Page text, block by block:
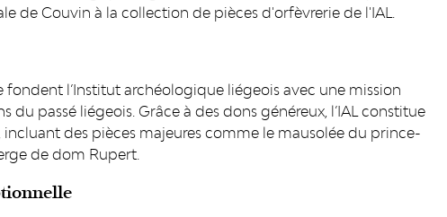
de Couvin à la collection de pièces d'orfèvrerie de l'IAL.
fondent l’Institut archéologique liégeois avec une mission
du passé liégeois. Grâce à des dons généreux, l’IAL constitue
des pièces majeures comme le mausolée du prince-
de dom Rupert.